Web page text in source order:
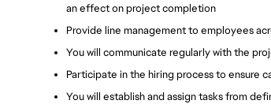
an effect on project completion
Provide line management to employees
You will communicate regularly with the
Participate in the hiring process to ensure
You will establish and assign tasks from